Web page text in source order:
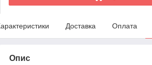
Доставка Оплата
Опис